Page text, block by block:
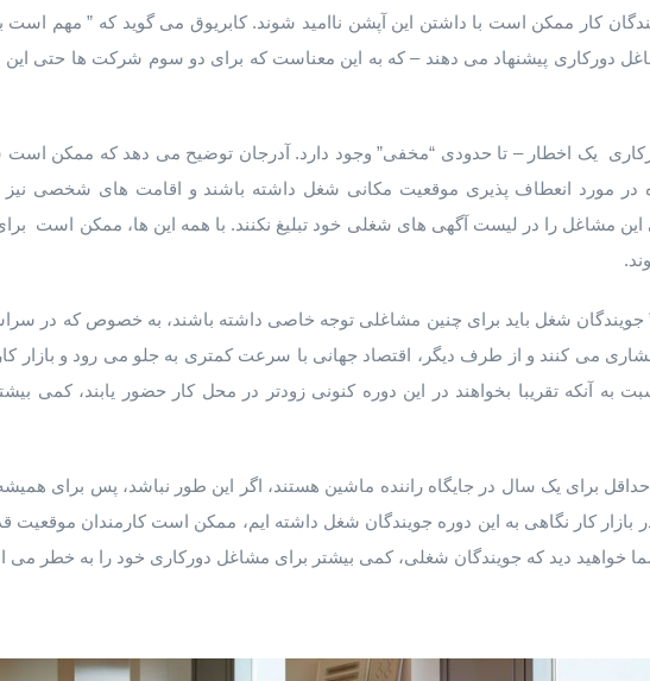
کار ممکن است با داشتن این آپشن ناامید شوند. کابریوق می گوید که ” مهم است
دورکاری پیشنهاد می دهند – که به این معناست که برای دو سوم شرکت ها حتی
یک اخطار – تا حدودی “مخفی” وجود دارد. آدرجان توضیح می دهد که ممکن
در مورد انعطاف پذیری موقعیت مکانی شغل داشته باشند و اقامت های شخصی نیز
مشاغل را در لیست آگهی های شغلی خود تبلیغ نکنند. با همه این ها، ممکن است
” جویندگان شغل باید برای چنین مشاغلی توجه خاصی داشته باشند، به خصوص که در
می کنند و از طرف دیگر، اقتصاد جهانی با سرعت کمتری به جلو می رود و بازار کار
به آنکه تقریبا بخواهند در این دوره کنونی زودتر در محل کار حضور یابند، کمی
برای یک سال در جایگاه راننده ماشین هستند، اگر این طور نباشد، پس برای همیشه
بازار کار نگاهی به این دوره جویندگان شغل داشته ایم، ممکن است کارمندان موقعیت
خواهید دید که جویندگان شغلی، کمی بیشتر برای مشاغل دورکاری خود را به خطر می